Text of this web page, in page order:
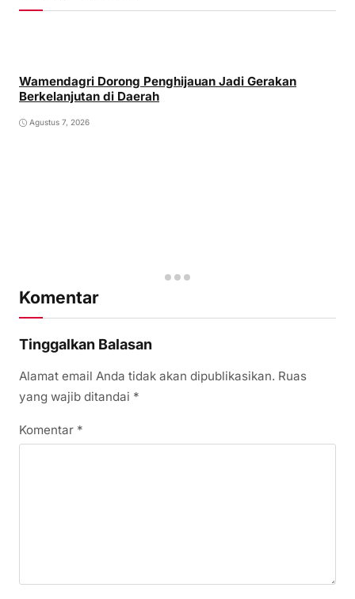
Wamendagri Dorong Penghijauan Jadi Gerakan
Berkelanjutan di Daerah
Agustus 7, 2026
Komentar
Tinggalkan Balasan
Alamat email Anda tidak akan dipublikasikan. Ruas
yang wajib ditandai *
Komentar *